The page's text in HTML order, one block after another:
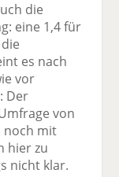
die
eine 1,4 für
es nach
vor
Der
von
noch mit
hier zu
nicht klar.